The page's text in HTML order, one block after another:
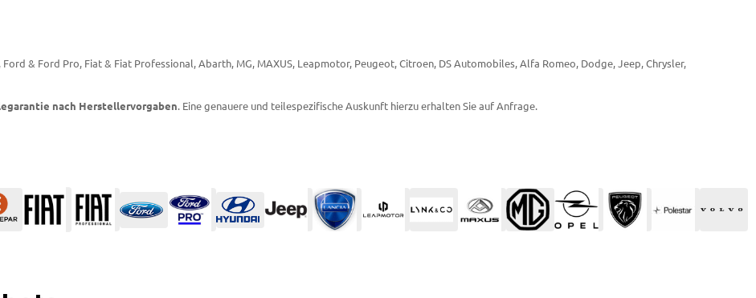
& Ford Pro, Fiat & Fiat Professional, Abarth, MG, MAXUS, Leapmotor, Peugeot, Citroen, DS Automobiles, Alfa Romeo, Dodge, Jeep, Chrysler,
nach Herstellervorgaben. Eine genauere und teilespezifische Auskunft hierzu erhalten Sie auf Anfrage.